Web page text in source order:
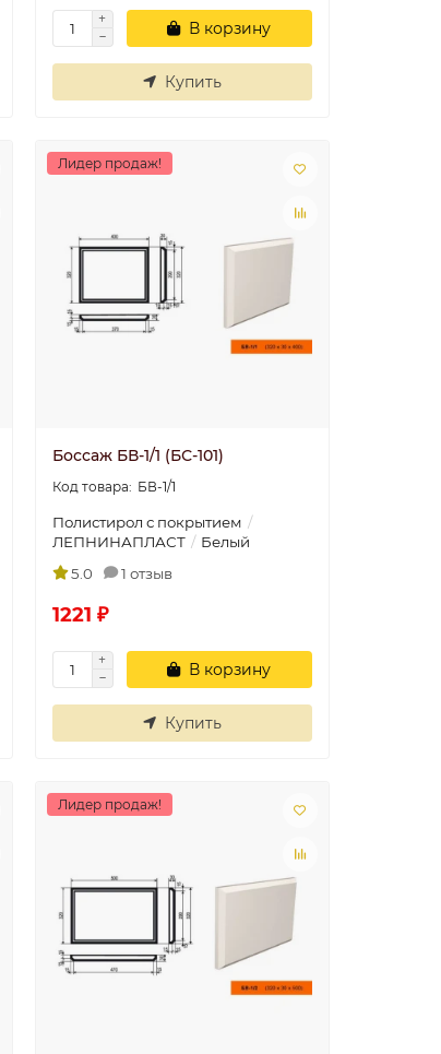
Угол смотрится
Николай 30.06.2025
В корзину
Купить
Лидер продаж!
Боссаж БВ-1/1 (БС-101)
БВ-1/1
Полистирол с покрытием
ЛЕПНИНАПЛАСТ
Белый
5.0
1 отзыв
1221 ₽
В корзину
Купить
Лидер продаж!